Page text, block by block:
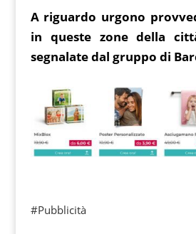
A riguardo urgono
in queste zone della
segnalate dal gruppo di
#Pubblicità